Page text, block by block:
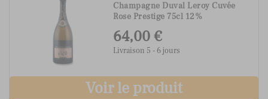
Champagne Duval Leroy Cuvée
Rose Prestige 75cl 12%
64,00 €
Livraison 5 - 6 jours
Voir le produit